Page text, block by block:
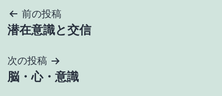
投
稿
ナ
ビ
前の投稿
潜在意識と交信
次の投稿
脳・心・意識